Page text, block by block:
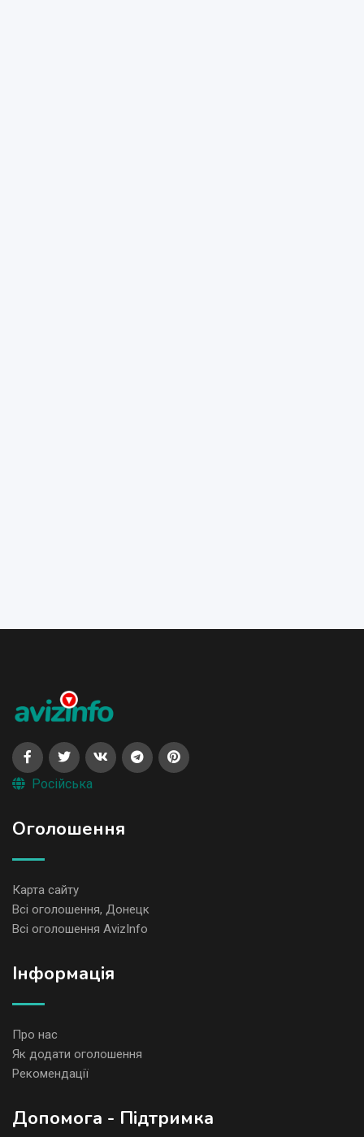
Російська
Оголошення
Карта сайту
Всі оголошення, Донецк
Всі оголошення AvizInfo
Iнформація
Про нас
Як додати оголошення
Рекомендації
Допомога - Підтримка